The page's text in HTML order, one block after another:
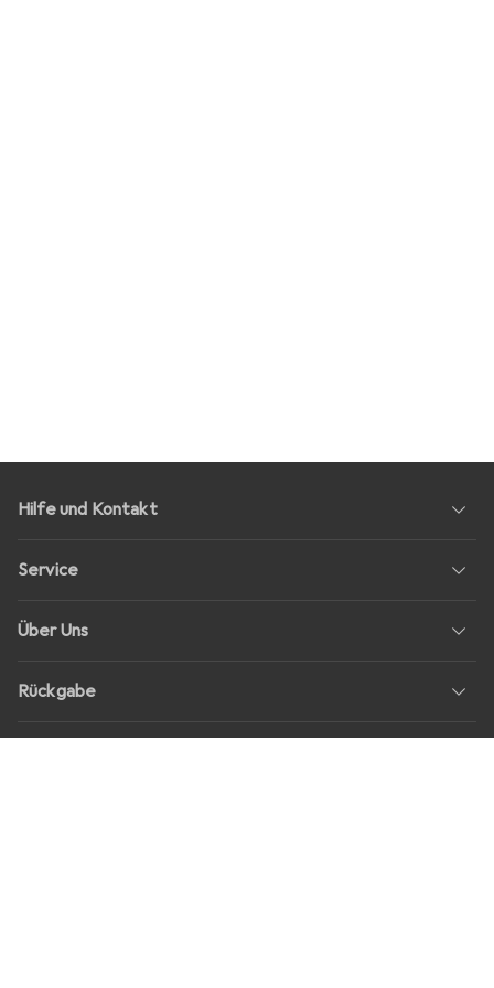
Hilfe und Kontakt
Service
Über Uns
Rückgabe